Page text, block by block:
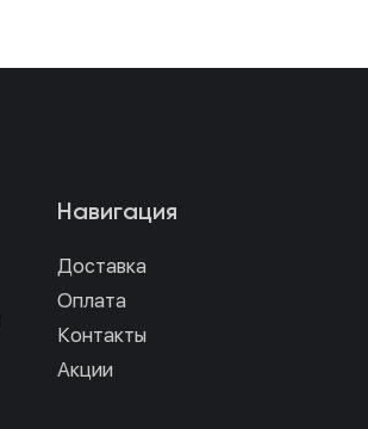
Навигация
Доставка
Оплата
Контакты
Акции